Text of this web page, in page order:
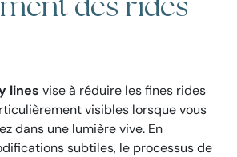
des rides
lines vise à réduire les fines rides
visibles lorsque vous
dans une lumière vive. En
subtiles, le processus de